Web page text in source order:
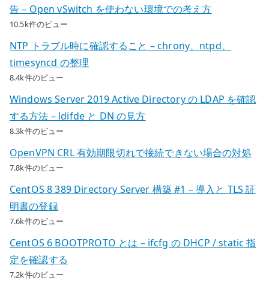
告 – Open vSwitch を使わない環境での考え方
10.5k件のビュー
NTP トラブル時に確認すること – chrony、ntpd、
timesyncd の整理
8.4k件のビュー
Windows Server 2019 Active Directory の LDAP を確認
する方法 – ldifde と DN の見方
8.3k件のビュー
OpenVPN CRL 有効期限切れで接続できない場合の対処
7.8k件のビュー
CentOS 8 389 Directory Server 構築 #1 – 導入と TLS 証
明書の登録
7.6k件のビュー
CentOS 6 BOOTPROTO とは – ifcfg の DHCP / static 指
定を確認する
7.2k件のビュー